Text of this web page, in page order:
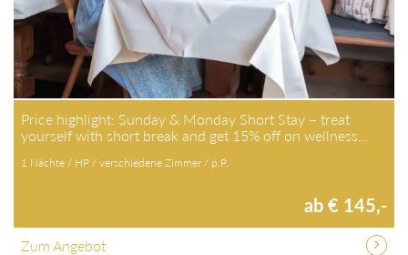
Price highlight: Sunday & Monday Short Stay – treat
yourself with short break and get 15% off on wellness…
1 Nächte / HP / verschiedene Zimmer / p.P.
ab € 145,-
Zum Angebot